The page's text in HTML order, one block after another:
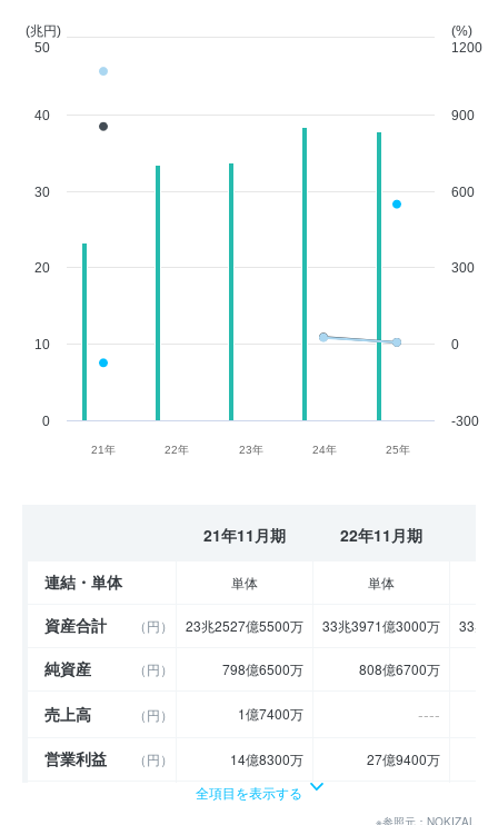
21年 22年 23年 24年 25年
0
10
20
30
40
(兆円)
50
-300
0
300
600
900
(%)
1200
21年11月期 22年11月期
連結・単体 単体 単体
資産合計 （円） 23兆2527億5500万 33兆3971億3000万 33兆
純資産 （円） 798億6500万 808億6700万
売上高 （円） 1億7400万
----
営業利益
（円） 14億8300万 27億9400万
18億6000万
全項目を表示する
※参照元：NOKIZAL